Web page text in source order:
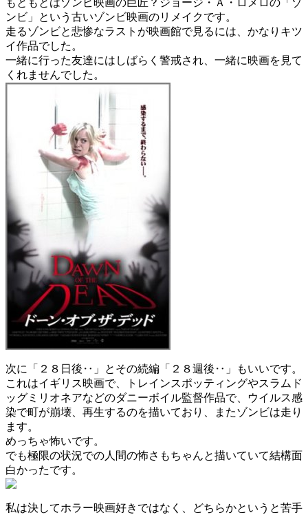
ンビ」という古いゾンビ映画のリメイクです。
走るゾンビと悲惨なラストが映画館で見るには、かなりキツ
イ作品でした。
一緒に行った友達にはしばらく警戒され、一緒に映画を見て
くれませんでした。
次に「２８日後‥」とその続編「２８週後‥」もいいです。
これはイギリス映画で、トレインスポッティングやスラムド
ッグミリオネアなどのダニーボイル監督作品で、ウイルス感
染で町が崩壊、再生するのを描いており、またゾンビは走り
ます。
めっちゃ怖いです。
でも極限の状況での人間の怖さもちゃんと描いていて結構面
白かったです。
私は決してホラー映画好きではなく、どちらかというと苦手